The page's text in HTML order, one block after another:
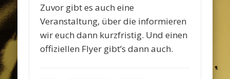
Zuvor gibt es auch eine
Veranstaltung, über die informieren
wir euch dann kurzfristig. Und einen
offiziellen Flyer gibt’s dann auch.